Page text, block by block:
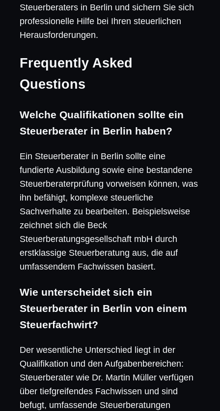
Steuerberaters in Berlin und sichern Sie sich
professionelle Hilfe bei Ihren steuerlichen
Herausforderungen.
Frequently Asked
Questions
Welche Qualifikationen sollte ein
Steuerberater in Berlin haben?
Ein Steuerberater in Berlin sollte eine
fundierte Ausbildung sowie eine bestandene
Steuerberaterprüfung vorweisen können, was
ihn befähigt, komplexe steuerliche
Sachverhalte zu bearbeiten. Beispielsweise
zeichnet sich die Beck
Steuerberatungsgesellschaft mbH durch
erstklassige Steuerberatung aus, die auf
umfassendem Fachwissen basiert.
Wie unterscheidet sich ein
Steuerberater in Berlin von einem
Steuerfachwirt?
Der wesentliche Unterschied liegt in der
Qualifikation und den Aufgabenbereichen:
Steuerberater wie Dr. Martin Müller verfügen
über tiefgreifendes Fachwissen und sind
befugt, umfassende Steuerberatungen